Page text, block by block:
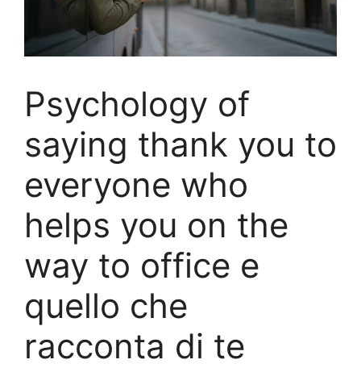
Psychology of
saying thank you to
everyone who
helps you on the
way to office e
quello che
racconta di te